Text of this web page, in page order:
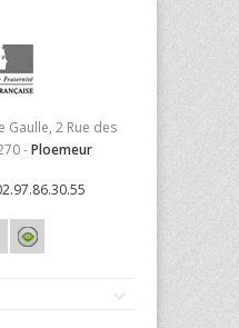
Gaulle, 2 Rue des
-Ploemeur